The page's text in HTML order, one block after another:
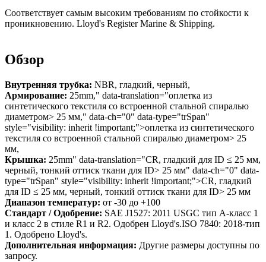
Соответствует самым высоким требованиям по стойкости к
проникновению. Lloyd's Register Marine & Shipping.
Обзор
Внутренняя трубка: NBR, гладкий, черный,
Армирование: 25mm," data-translation="оплетка из
синтетического текстиля со встроенной стальной спиралью
диаметром> 25 мм," data-ch="0" data-type="trSpan"
style="visibility: inherit !important;">оплетка из синтетического
текстиля со встроенной стальной спиралью диаметром> 25
мм,
Крышка: 25mm" data-translation="CR, гладкий для ID ≤ 25 мм,
черный, тонкий оттиск ткани для ID> 25 мм" data-ch="0" data-
type="trSpan" style="visibility: inherit !important;">CR, гладкий
для ID ≤ 25 мм, черный, тонкий оттиск ткани для ID> 25 мм
Диапазон температур: от -30 до +100
Стандарт / Одобрение: SAE J1527: 2011 USGC тип A-класс 1
и класс 2 в стиле R1 и R2. Одобрен Lloyd's.ISO 7840: 2018-тип
1. Одобрено Lloyd's.
Дополнительная информация: Другие размеры доступны по
запросу.